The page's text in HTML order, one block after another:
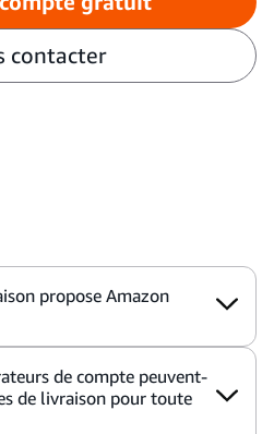
contacter
propose Amazon
de compte peuvent-
de livraison pour toute